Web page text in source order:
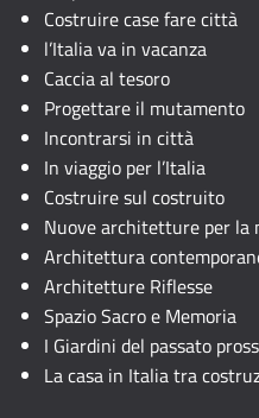
Costruire case fare città
l’Italia va in vacanza
Caccia al tesoro
Progettare il mutamento
Incontrarsi in città
In viaggio per l’Italia
Costruire sul costruito
Nuove architetture per la
Architettura
Architetture Riflesse
Spazio Sacro e Memoria
I Giardini del passato
La casa in Italia tra